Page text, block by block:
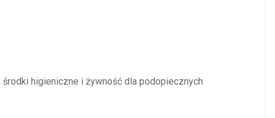
higieniczne i żywność dla podopiecznych